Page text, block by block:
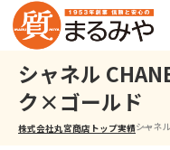
シャネル
ク×ゴールド
株式会社丸宮商店トップ⁩実績シャネ